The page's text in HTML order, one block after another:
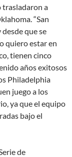
trasladaron a
“San
que se
quiero estar en
tienen cinco
años exitosos
Philadelphia
juego a los
ya que el equipo
bajo el
de